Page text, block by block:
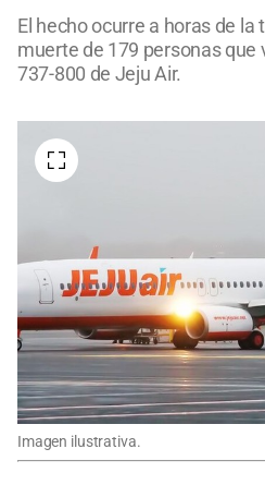
El hecho ocurre a horas de la
muerte de 179 personas que
737-800 de Jeju Air.
Imagen ilustrativa.